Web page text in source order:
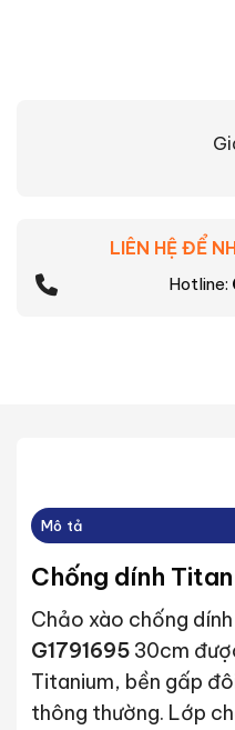
LIÊN HỆ ĐỂ
Hotline:
Mô tả
Chống dính
Chảo xào chống dính
G179169530cm
Titanium, bền gấp
thông thường. Lớp